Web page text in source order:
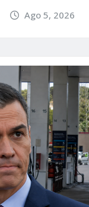
Ago 5, 2026